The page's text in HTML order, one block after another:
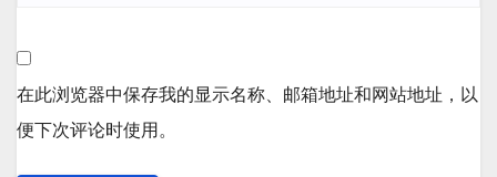
在此浏览器中保存我的显示名称、邮箱地址和网站地址，以
便下次评论时使用。